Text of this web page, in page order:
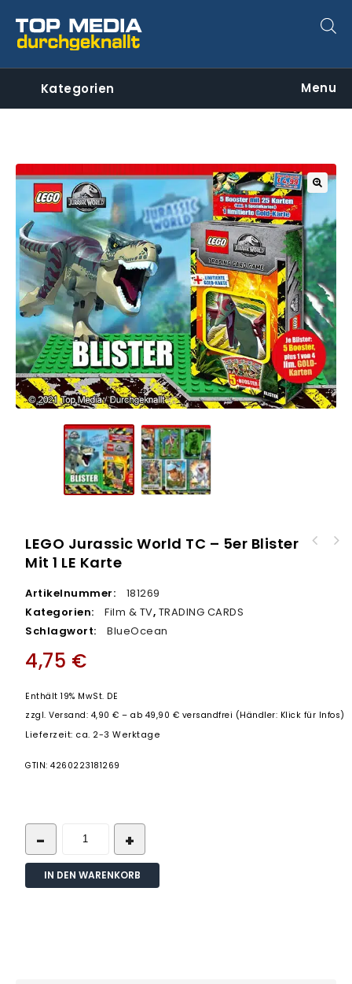
Kategorien Menu
LEGO Jurassic World TC – 5er Blister
Mit 1 LE Karte
Artikelnummer:
181269
Kategorien:
Film & TV, TRADING CARDS
Schlagwort:
BlueOcean
4,75 €
Enthält 19% MwSt. DE
zzgl.Versand: 4,90 € – ab 49,90 € versandfrei (Händler: Klick für Infos)
Lieferzeit: ca. 2-3 Werktage
GTIN: 4260223181269
IN DEN WARENKORB